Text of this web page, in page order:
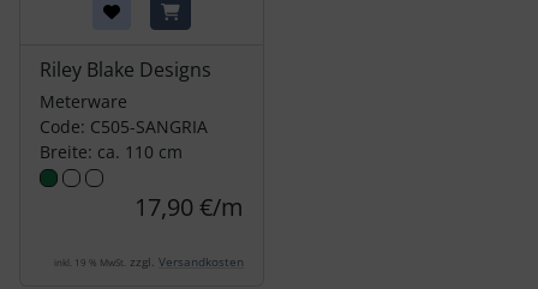
Riley Blake Designs
Meterware
Code: C505-SANGRIA
Breite: ca. 110 cm
17,90 €/m
inkl. 19 % MwSt. zzgl. Versandkosten